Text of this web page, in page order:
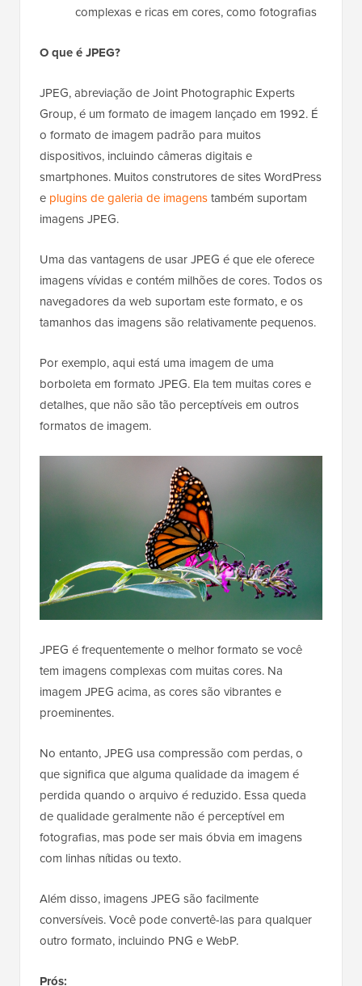
complexas e ricas em cores, como fotografias
O que é JPEG?
JPEG, abreviação de Joint Photographic Experts
Group, é um formato de imagem lançado em 1992. É
o formato de imagem padrão para muitos
dispositivos, incluindo câmeras digitais e
smartphones. Muitos construtores de sites WordPress
e plugins de galeria de imagenstambém suportam
imagens JPEG.
Uma das vantagens de usar JPEG é que ele oferece
imagens vívidas e contém milhões de cores. Todos os
navegadores da web suportam este formato, e os
tamanhos das imagens são relativamente pequenos.
Por exemplo, aqui está uma imagem de uma
borboleta em formato JPEG. Ela tem muitas cores e
detalhes, que não são tão perceptíveis em outros
formatos de imagem.
JPEG é frequentemente o melhor formato se você
tem imagens complexas com muitas cores. Na
imagem JPEG acima, as cores são vibrantes e
proeminentes.
No entanto, JPEG usa compressão com perdas, o
que significa que alguma qualidade da imagem é
perdida quando o arquivo é reduzido. Essa queda
de qualidade geralmente não é perceptível em
fotografias, mas pode ser mais óbvia em imagens
com linhas nítidas ou texto.
Além disso, imagens JPEG são facilmente
conversíveis. Você pode convertê-las para qualquer
outro formato, incluindo PNG e WebP.
Prós: